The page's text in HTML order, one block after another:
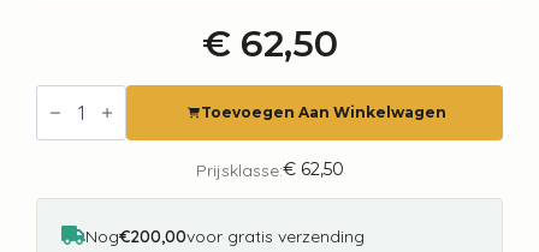
€62,50
Fotobehang
Jungle
Play
Toevoegen Aan Winkelwagen
Prijsklasse:€62,50
Nog€200,00voor gratis verzending